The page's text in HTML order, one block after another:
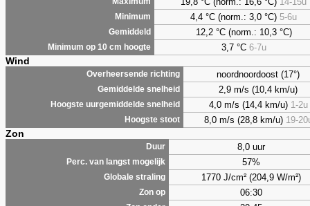
Minimum 4,4 °C (norm.: 3,0 °C) 5-6u
Gemiddeld 12,2 °C (norm.: 10,3 °C)
Minimum op 10 cm hoogte 3,7°C 6-7u
Wind
Overheersende richting noordnoordoost (17°)
Gemiddelde snelheid 2,9 m/s (10,4 km/u)
Hoogste uurgemiddelde snelheid 4,0 m/s (14,4 km/u) 1-2u
Hoogste stoot 8,0 m/s (28,8 km/u) 19-
Zon
Duur 8,0 uur
Perc. van langst mogelijk 57%
Globale straling 1770 J/cm² (204,9 W/m²)
Zon op 06:30